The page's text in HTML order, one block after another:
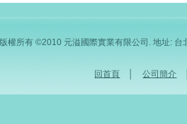
版權所有 ©2010 元溢國際實業有限公司. 地址:
回首頁 │公司簡介